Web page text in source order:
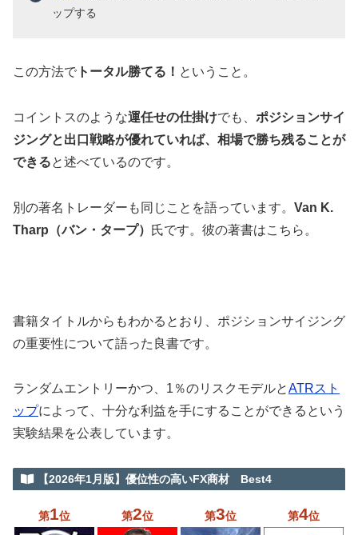
ップする
この方法で トータル勝てる！ ということ。
コイントスのような運任せの仕掛けでも、 ポジションサイ
ジングと出口戦略が優れていれば、相場で勝ち残ることが
できると述べているのです。
別の著名トレーダーも同じことを語っています。 Van K.
Tharp（バン・タープ）
氏です。彼の著書はこちら。
書籍タイトルからもわかるとおり、ポジションサイジング
の重要性について語った良書です。
ランダムエントリーかつ、1％のリスクモデルとATRスト
ップによって、十分な利益を手にすることができるという
実験結果を公表しています。
【2026年1月版】優位性の高いFX商材 Best4
第1位 第2位 第3位 第4位